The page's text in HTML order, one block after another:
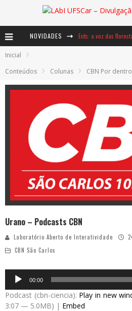
NOVIDADES Ents: a voz das
Inicial
Conteúdos
Colunas CBN Por
Urano – Podcasts CBN
Laboratório Aberto de Interatividade
CBN São Carlos
Audio
Player
00:00
Podcast (cbn-ciencia): Play in new
3:07 — 5.0MB) | Embed